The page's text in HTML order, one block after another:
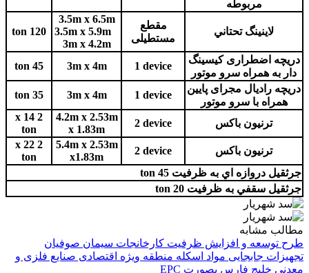
مربوطه
120 ton
3.5m x 6.5m
3.5m x 5.9m
3m x 4.2m
مقطع
مستطيلی
لاينينگ تحتاني
45 ton 3m x 4m 1 device
دريچه اضطراری کيسينگ
دار به همراه سرو موتور
35 ton
3m x 4m 1 device
دريچه راديال مجرای پايين
همراه با سرو موتور
2 x 14
ton
4.2m x 2.53m
x 1.83m
2 device
ترنيون باكس
2 x 22
ton
5.4m x 2.53m
x1.83m
2 device
ترنيون باكس
جرثقيل دروازه اي به ظرفيت 45 ton
جرثقيل سقفي به ظرفيت 20 ton
مطالب مشابه
طرح توسعه و افزایش ظرفیت کارخانجات سیمان صوفیان
تجهیزات جابجایی مواد اسکله منطقه ویژه اقتصادی صنایع فلزی و
معدنی خلیج فارس بصورت EPC